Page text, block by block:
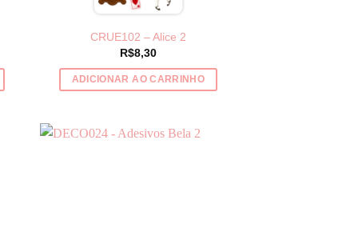
produto
CRUE102 – Alice 2
R$8,30
ADICIONAR AO CARRINHO